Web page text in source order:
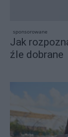
sponsorowane
Jak
źle dobrane